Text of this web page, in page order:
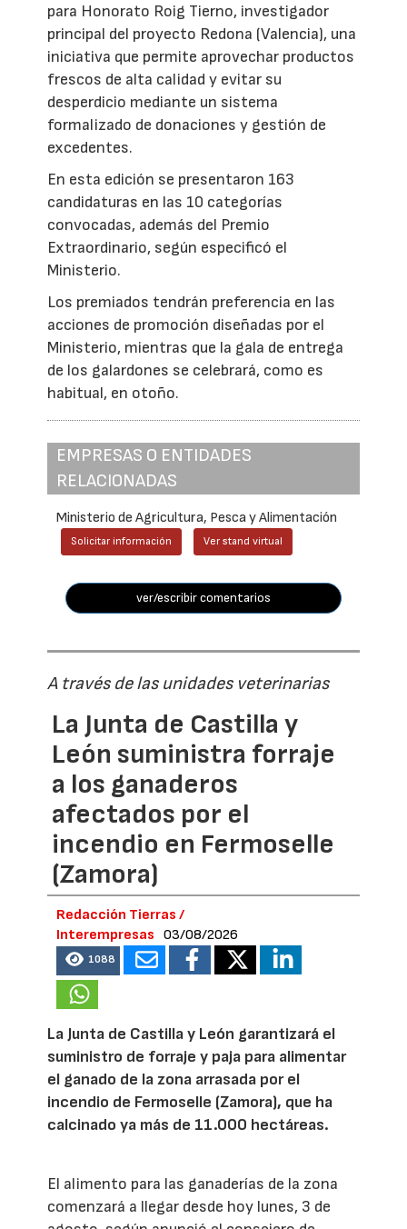
para Honorato Roig Tierno, investigador
principal del proyecto Redona (Valencia), una
iniciativa que permite aprovechar productos
frescos de alta calidad y evitar su
desperdicio mediante un sistema
formalizado de donaciones y gestión de
excedentes.
En esta edición se presentaron 163
candidaturas en las 10 categorías
convocadas, además del Premio
Extraordinario, según especificó el
Ministerio.
Los premiados tendrán preferencia en las
acciones de promoción diseñadas por el
Ministerio, mientras que la gala de entrega
de los galardones se celebrará, como es
habitual, en otoño.
EMPRESAS O ENTIDADES
RELACIONADAS
Ministerio de Agricultura, Pesca y Alimentación
Solicitar información Ver stand virtual
ver/escribir comentarios
A través de las unidades veterinarias
La Junta de Castilla y
León suministra forraje
a los ganaderos
afectados por el
incendio en Fermoselle
(Zamora)
Redacción Tierras /
Interempresas
03/08/2026
1088
La Junta de Castilla y León garantizará el
suministro de forraje y paja para alimentar
el ganado de la zona arrasada por el
incendio de Fermoselle (Zamora), que ha
calcinado ya más de 11.000 hectáreas.
El alimento para las ganaderías de la zona
comenzará a llegar desde hoy lunes, 3 de